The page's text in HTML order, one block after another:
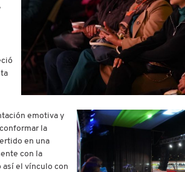
emotiva y
la
en una
con la
el vínculo con